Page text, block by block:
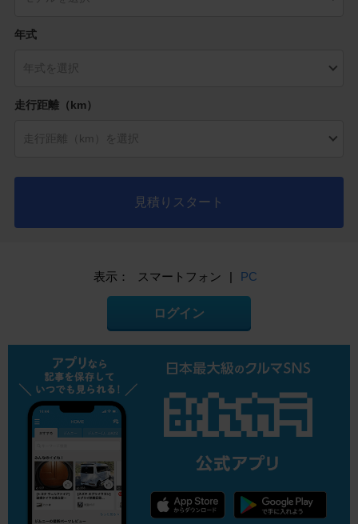
年式
走行距離（km）
見積りスタート
表示： スマートフォン | PC
ログイン